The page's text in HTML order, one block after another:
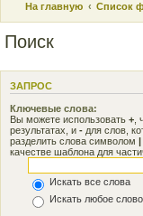
На главную Список
Поиск
ЗАПРОС
Ключевые слова:
Вы можете использовать +
результатах, и - для слов,
разделить слова символом |
качестве шаблона для
Искать все слова
Искать любое